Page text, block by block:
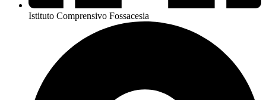
Istituto Comprensivo Fossacesia